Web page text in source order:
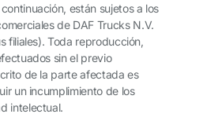
están sujetos a los
de DAF Trucks N.V.
filiales). Toda reproducción,
sin el previo
de la parte afectada es
un incumplimiento de los
intelectual.